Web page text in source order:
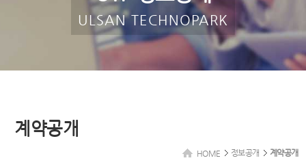
ULSAN TECHNOPARK
계약공개
HOME 정보공개 계약공개